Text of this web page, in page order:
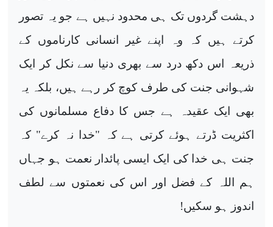
دہشت گردوں تک ہی محدود نہیں ہے جو یہ تصور
کرتے ہیں کہ وہ اپنے غیر انسانی کارناموں کے
ذریعہ اس دکھ درد سے بھری دنیا سے نکل کر ایک
شہوانی جنت کی طرف کوچ کر رہے ہیں، بلکہ یہ
بھی
ایک عقیدہ ہے جس کا دفاع مسلمانوں کی
اکثریت ڈرتے ہوئے کرتی ہے کہ "خدا نہ کرے" کہ
جنت ہی خدا کی ایک ایسی پائدار نعمت ہو جہاں
ہم اللہ کے فضل اور اس کی نعمتوں سے لطف
اندوز ہو سکیں!